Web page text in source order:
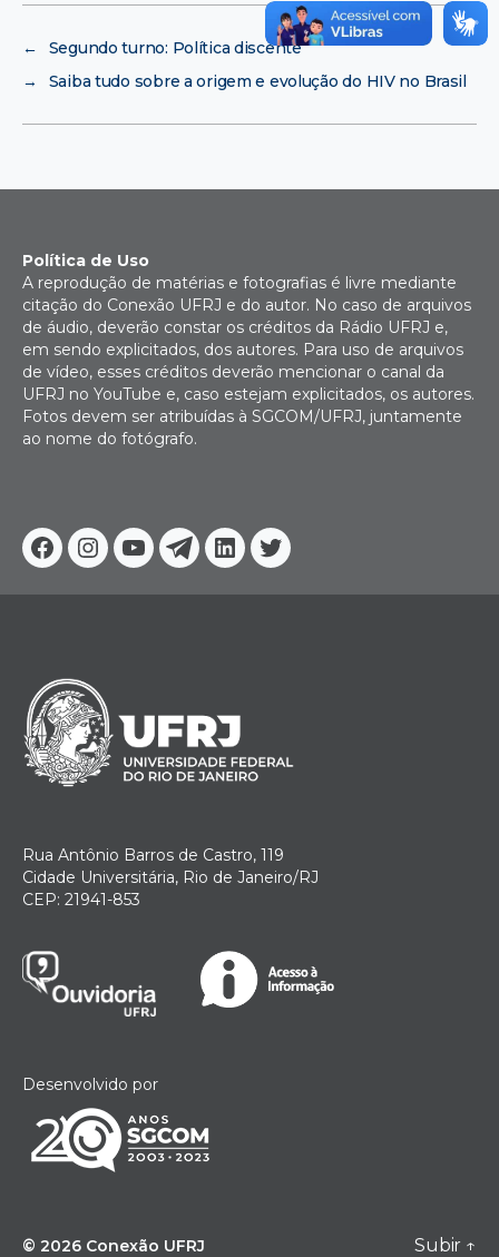
←
Segundo turno: Política discente
→
Saiba tudo sobre a origem e evolução do HIV no Brasil
Facebook
Instagram
YoutubeTelegram
Linkedin
Twitter
Política de Uso
A reprodução de matérias e fotografias é livre mediante
citação do Conexão UFRJ e do autor. No caso de arquivos
de áudio, deverão constar os créditos da Rádio UFRJ e,
em sendo explicitados, dos autores. Para uso de arquivos
de vídeo, esses créditos deverão mencionar o canal da
UFRJ no YouTube e, caso estejam explicitados, os autores.
Fotos devem ser atribuídas à SGCOM/UFRJ, juntamente
ao nome do fotógrafo.
Rua Antônio Barros de Castro, 119
Cidade Universitária, Rio de Janeiro/RJ
CEP: 21941-853
Desenvolvido por
© 2026 Conexão UFRJ Subir ↑